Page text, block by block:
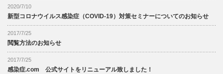
2020/7/10
新型コロナウイルス感染症（COVID-19）対策セミナーについてのお知らせ
2017/7/25
閲覧方法のお知らせ
2017/7/25
感染症.com 公式サイトをリニューアル致しました！